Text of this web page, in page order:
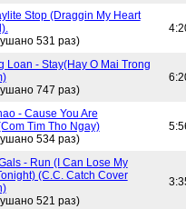
Stop (Draggin My Heart
531 раз)
Loan - Stay(Hay O Mai Trong
747 раз)
- Cause You Are
Tim Tho Ngay)
534 раз)
- Run (I Can Lose My
(C.C. Catch Cover
521 раз)